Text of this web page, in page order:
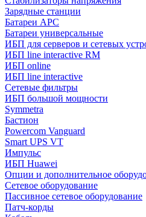
Зарядные станции
Батареи APC
Батареи универсальные
ИБП для серверов и сетевых
ИБП line interactive RM
ИБП online
ИБП linе interactive
Сетевые фильтры
ИБП большой мощности
Symmetra
Бастион
Powercom Vanguard
Smart UPS VT
Импульс
ИБП Huawei
Опции и дополнительное
Сетевое оборудование
Пассивное сетевое оборудование
Патч-корды